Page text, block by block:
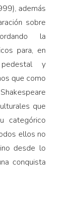
además
sobre
la
para, en
y
que como
que
categórico
ellos no
desde lo
conquista